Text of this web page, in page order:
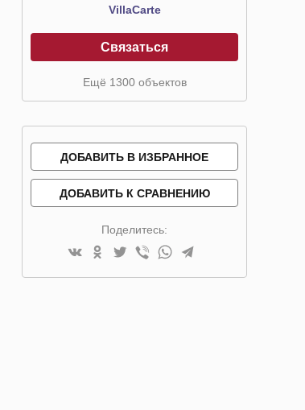
VillaСarte
Связаться
Ещё 1300 объектов
ДОБАВИТЬ В ИЗБРАННОЕ
ДОБАВИТЬ К СРАВНЕНИЮ
Поделитесь: